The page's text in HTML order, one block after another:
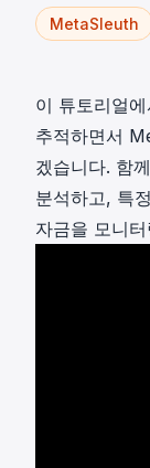
MetaSleuth
이 튜토리얼
추적하면서
겠습니다. 함
분석하고, 특
자금을 모니